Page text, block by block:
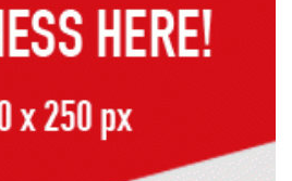
উদ্যোক্তাকে সম্মাননা দিলেন সিটি প্রশাসক